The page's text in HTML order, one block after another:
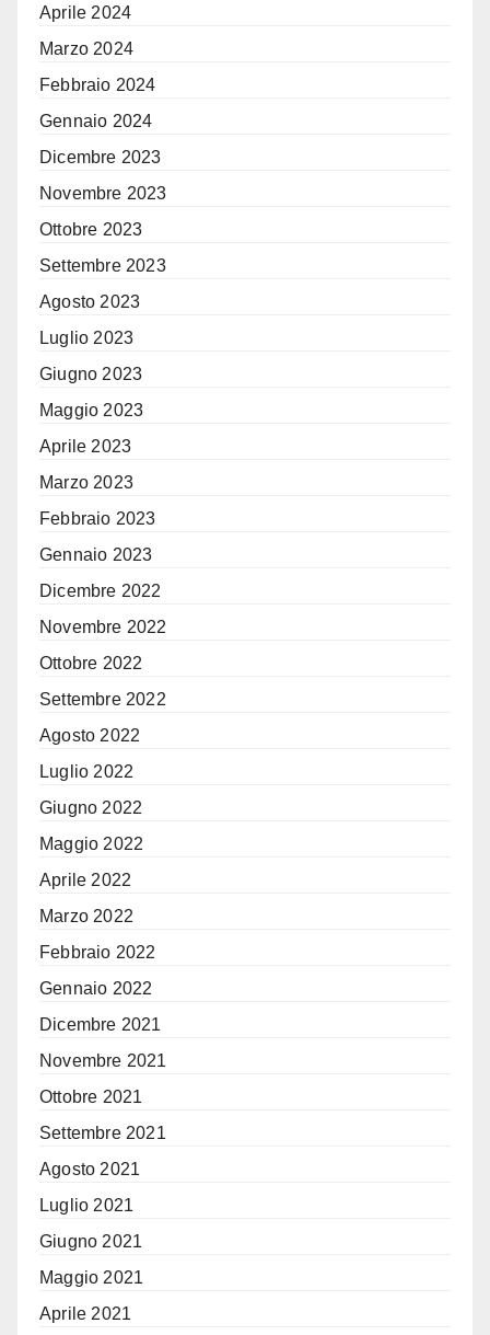
Aprile 2024
Marzo 2024
Febbraio 2024
Gennaio 2024
Dicembre 2023
Novembre 2023
Ottobre 2023
Settembre 2023
Agosto 2023
Luglio 2023
Giugno 2023
Maggio 2023
Aprile 2023
Marzo 2023
Febbraio 2023
Gennaio 2023
Dicembre 2022
Novembre 2022
Ottobre 2022
Settembre 2022
Agosto 2022
Luglio 2022
Giugno 2022
Maggio 2022
Aprile 2022
Marzo 2022
Febbraio 2022
Gennaio 2022
Dicembre 2021
Novembre 2021
Ottobre 2021
Settembre 2021
Agosto 2021
Luglio 2021
Giugno 2021
Maggio 2021
Aprile 2021